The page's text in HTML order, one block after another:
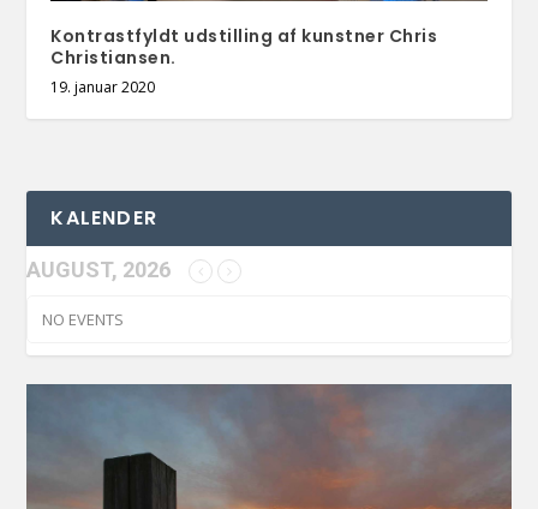
Kontrastfyldt udstilling af kunstner Chris
Christiansen.
19. januar 2020
KALENDER
AUGUST, 2026
NO EVENTS